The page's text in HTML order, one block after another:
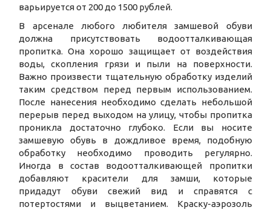
варьируется от 200 до 1500 рублей.
В арсенале любого любителя замшевой обуви
должна присутствовать водоотталкивающая
пропитка. Она хорошо защищает от воздействия
воды, скопления грязи и пыли на поверхности.
Важно произвести тщательную обработку изделий
таким средством перед первым использованием.
После нанесения необходимо сделать небольшой
перерыв перед выходом на улицу, чтобы пропитка
проникла достаточно глубоко. Если вы носите
замшевую обувь в дождливое время, подобную
обработку необходимо проводить регулярно.
Иногда в состав водоотталкивающей пропитки
добавляют красители для замши, которые
придадут обуви свежий вид и справятся с
потертостями и выцветанием. Краску-аэрозоль